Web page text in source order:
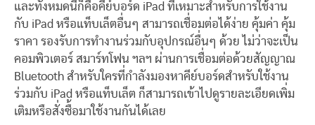
และทั้งหมดนี้ก็คือคีย์บอร์ด iPad ที่เหมาะสำหรับการใช้งาน
กับ iPad หรือแท็บเล็ตอื่นๆ สามารถเชื่อมต่อได้ง่าย คุ้มค่า คุ้ม
ราคา รองรับการทำงานร่วมกับอุปกรณ์อื่นๆ ด้วย ไม่ว่าจะเป็น
คอมพิวเตอร์ สมาร์ทโฟน ฯลฯ ผ่านการเชื่อมต่อด้วยสัญญาณ
Bluetooth สำหรับใครที่กำลังมองหาคีย์บอร์ดสำหรับใช้งาน
ร่วมกับ iPad หรือแท็บเล็ต ก็สามารถเข้าไปดูรายละเอียดเพิ่ม
เติมหรือสั่งซื้อมาใช้งานกันได้เลย